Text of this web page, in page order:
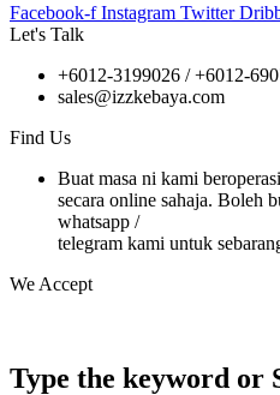
Facebook-f Instagram Twitter
Let's Talk
+6012-3199026 / +6012-
sales@izzkebaya.com
Find Us
Buat masa ni kami beroperasi
secara online sahaja. Boleh
whatsapp /
telegram kami untuk
We Accept
Type the keyword or